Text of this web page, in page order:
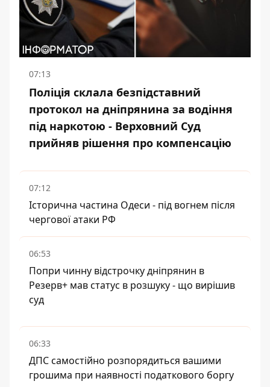
07:13
Поліція склала безпідставний
протокол на дніпрянина за водіння
під наркотою - Верховний Суд
прийняв рішення про компенсацію
07:12
Історична частина Одеси - під вогнем після
чергової атаки РФ
06:53
Попри чинну відстрочку дніпрянин в
Резерв+ мав статус в розшуку - що вирішив
суд
06:33
ДПС самостійно розпорядиться вашими
грошима при наявності податкового боргу